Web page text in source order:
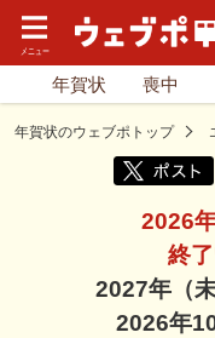
年賀状 喪中
年賀状のウェブポトップ
2026
終
2027年（
2026年